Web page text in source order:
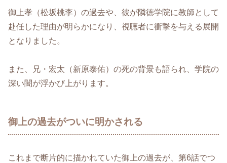
御上孝（松坂桃李）の過去や、彼が隣徳学院に教師として
赴任した理由が明らかになり、視聴者に衝撃を与える展開
となりました。
また、兄・宏太（新原泰佑）の死の背景も語られ、学院の
深い闇が浮かび上がります。
御上の過去がついに明かされる
これまで断片的に描かれていた御上の過去が、第6話でつ